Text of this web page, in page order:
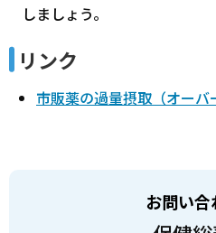
しましょう。
リンク
市販薬の過量摂取（オーバ
お問い合